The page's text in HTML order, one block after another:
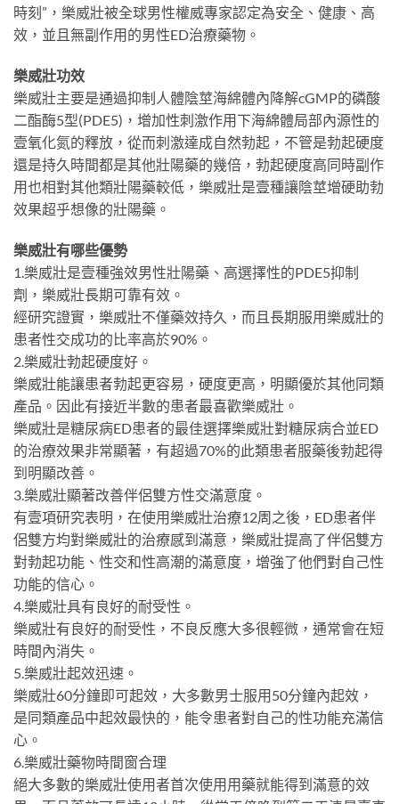
時刻”，樂威壯被全球男性權威專家認定為安全、健康、高
效，並且無副作用的男性ED治療藥物。
樂威壯功效
樂威壯主要是通過抑制人體陰莖海綿體內降解cGMP的磷酸
二酯酶5型(PDE5)，增加性刺激作用下海綿體局部內源性的
壹氧化氮的釋放，從而刺激達成自然勃起，不管是勃起硬度
還是持久時間都是其他壯陽藥的幾倍，勃起硬度高同時副作
用也相對其他類壯陽藥較低，樂威壯是壹種讓陰莖增硬助勃
效果超乎想像的壯陽藥。
樂威壯有哪些優勢
1.樂威壯是壹種強效男性壯陽藥、高選擇性的PDE5抑制
劑，樂威壯長期可靠有效。
經研究證實，樂威壯不僅藥效持久，而且長期服用樂威壯的
患者性交成功的比率高於90%。
2.樂威壯勃起硬度好。
樂威壯能讓患者勃起更容易，硬度更高，明顯優於其他同類
產品。因此有接近半數的患者最喜歡樂威壯。
樂威壯是糖尿病ED患者的最佳選擇樂威壯對糖尿病合並ED
的治療效果非常顯著，有超過70%的此類患者服藥後勃起得
到明顯改善。
3.樂威壯顯著改善伴侶雙方性交滿意度。
有壹項研究表明，在使用樂威壯治療12周之後，ED患者伴
侶雙方均對樂威壯的治療感到滿意，樂威壯提高了伴侶雙方
對勃起功能、性交和性高潮的滿意度，增強了他們對自己性
功能的信心。
4.樂威壯具有良好的耐受性。
樂威壯有良好的耐受性，不良反應大多很輕微，通常會在短
時間內消失。
5.樂威壯起效迅速。
樂威壯60分鐘即可起效，大多數男士服用50分鐘內起效，
是同類產品中起效最快的，能令患者對自己的性功能充滿信
心。
6.樂威壯藥物時間窗合理
絕大多數的樂威壯使用者首次使用用藥就能得到滿意的效